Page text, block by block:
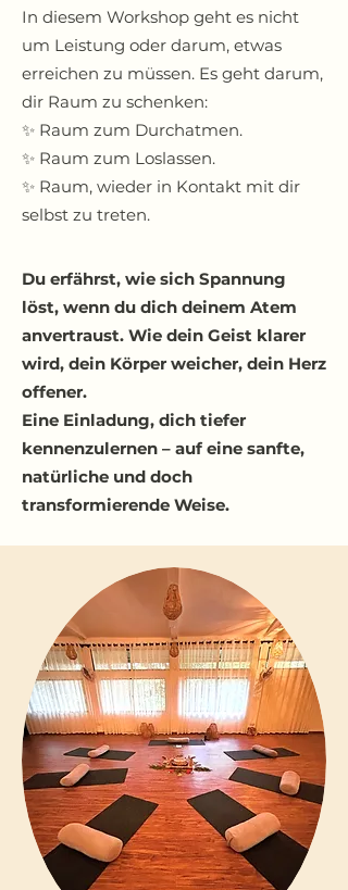
In diesem Workshop geht es nicht
um Leistung oder darum, etwas
erreichen zu müssen. Es geht darum,
dir Raum zu schenken:
✨ Raum zum Durchatmen.
✨ Raum zum Loslassen.
✨ Raum, wieder in Kontakt mit dir
selbst zu treten.
Du erfährst, wie sich Spannung
löst, wenn du dich deinem Atem
anvertraust. Wie dein Geist klarer
wird, dein Körper weicher, dein Herz
offener.
Eine Einladung, dich tiefer
kennenzulernen – auf eine sanfte,
natürliche und doch
transformierende Weise.